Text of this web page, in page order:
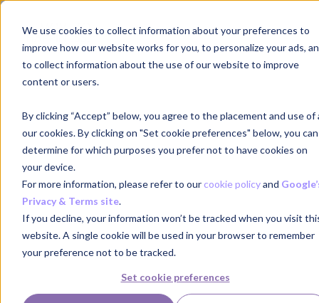
We use cookies to collect information about your preferences to
improve how our website works for you, to personalize your ads,
to collect information about the use of our website to improve
content or users.
By clicking “Accept” below, you agree to the placement and use of
our cookies. By clicking on "Set cookie preferences" below, you can
determine for which purposes you prefer not to have cookies on
your device.
For more information, please refer to our cookie policyand
Privacy & Terms site.
If you decline, your information won’t be tracked when you visit
website. A single cookie will be used in your browser to remember
your preference not to be tracked.
Set cookie preferences
NL